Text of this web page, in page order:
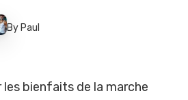
By Paul
les bienfaits de la marche